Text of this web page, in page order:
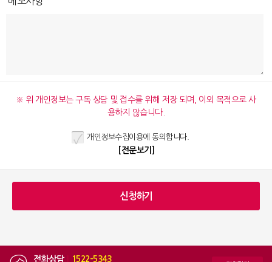
※ 위 개인정보는 구독 상담 및 접수를 위해 저장 되며, 이외 목적으로 사
용하지 않습니다.
개인정보수집이용에 동의합니다.
[전문보기]
전화상담 1522-5343